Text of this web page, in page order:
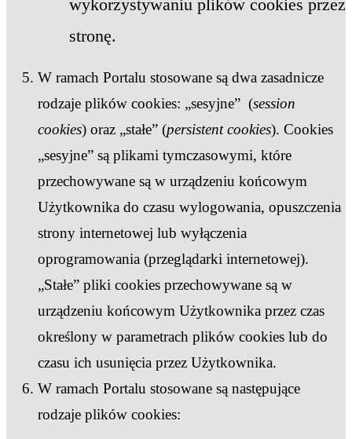
wykorzystywaniu plików cookies przez
stronę.
W ramach Portalu stosowane są dwa zasadnicze
rodzaje plików cookies: „sesyjne” (session
cookies) oraz „stałe” (persistent cookies). Cookies
„sesyjne” są plikami tymczasowymi, które
przechowywane są w urządzeniu końcowym
Użytkownika do czasu wylogowania, opuszczenia
strony internetowej lub wyłączenia
oprogramowania (przeglądarki internetowej).
„Stałe” pliki cookies przechowywane są w
urządzeniu końcowym Użytkownika przez czas
określony w parametrach plików cookies lub do
czasu ich usunięcia przez Użytkownika.
W ramach Portalu stosowane są następujące
rodzaje plików cookies: